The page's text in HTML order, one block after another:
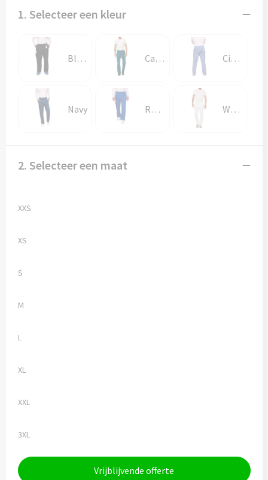
1. Selecteer een kleur
Black Caribbean Blue Ciel Blue
Navy Royal White
2. Selecteer een maat
XXS
XS
S
M
L
XL
XXL
3XL
Vrijblijvende offerte